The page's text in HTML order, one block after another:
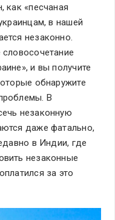
как «песчаная
в нашей
незаконно.
и вы получите
обнаружите
В
незаконную
даже фатально,
в Индии, где
незаконные
за это